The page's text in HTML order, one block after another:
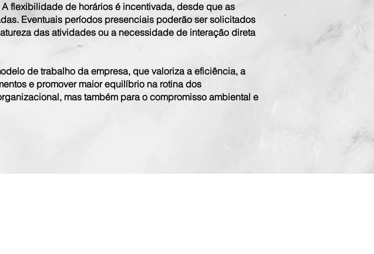
flexibilidade de horários é incentivada, desde que as
Eventuais períodos presenciais poderão ser solicitados
das atividades ou a necessidade de interação direta
de trabalho da empresa, que valoriza a eficiência, a
e promover maior equilíbrio na rotina dos
mas também para o compromisso ambiental e